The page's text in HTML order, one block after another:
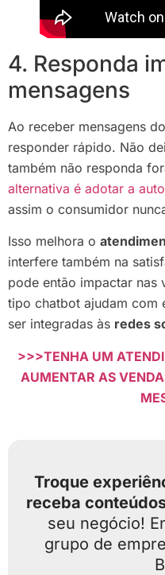
4. Responda
mensagens
Ao receber mensagens
responder rápido. Não
também não responda
alternativa é adotar a
assim o consumidor
Isso melhora o
interfere também na
pode então impactar nas
tipo chatbot ajudam com
ser integradas às redes
>>>TENHA UM
AUMENTAR AS
Troque
receba
seu negócio!
grupo de